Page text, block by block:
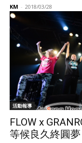
KM - 2018/03/28
活動報導
FLOW x
等候良久終圓